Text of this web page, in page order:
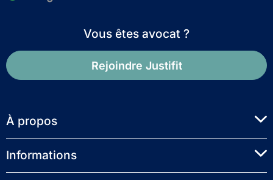
Vous êtes avocat ?
Rejoindre Justifit
À propos
Informations